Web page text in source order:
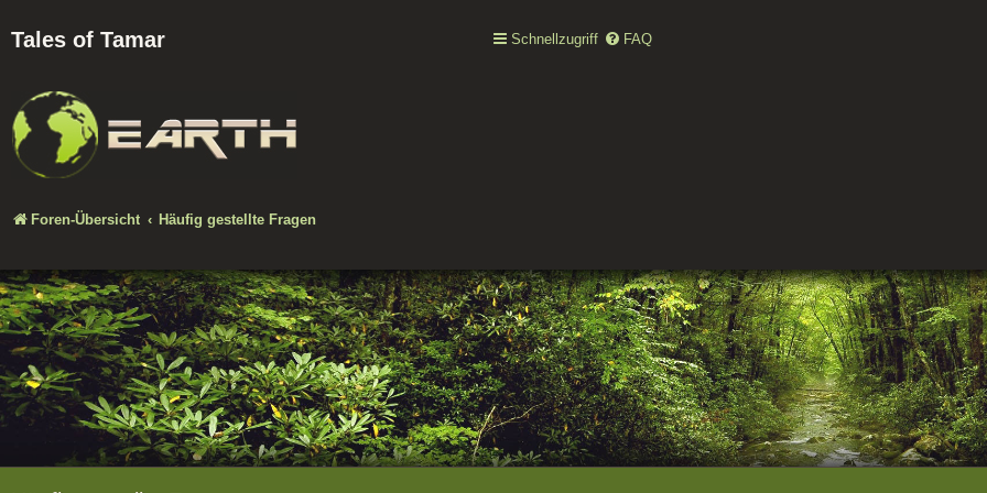
Tales of Tamar Schnellzugriff FAQ
Foren-Übersicht Häufig gestellte Fragen